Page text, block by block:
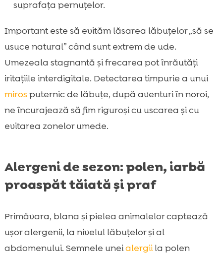
suprafața pernuțelor.
Important este să evităm lăsarea lăbuțelor „să se
usuce natural” când sunt extrem de ude.
Umezeala stagnantă și frecarea pot înrăutăți
iritațiile interdigitale. Detectarea timpurie a unui
miros puternic de lăbuțe, după aventuri în noroi,
ne încurajează să fim riguroși cu uscarea și cu
evitarea zonelor umede.
Alergeni de sezon: polen, iarbă
proaspăt tăiată și praf
Primăvara, blana și pielea animalelor captează
ușor alergenii, la nivelul lăbuțelor și al
abdomenului. Semnele uneialergiila polen